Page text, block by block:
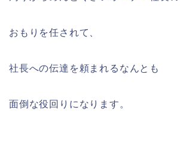
おもりを任されて、
社長への伝達を頼まれるなんとも
面倒な役回りになります。